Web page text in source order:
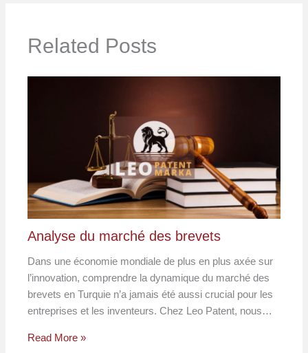
Related Posts
Analyse du marché des brevets
Dans une économie mondiale de plus en plus axée sur
l’innovation, comprendre la dynamique du marché des
brevets en Turquie n’a jamais été aussi crucial pour les
entreprises et les inventeurs. Chez Leo Patent, nous…
Read More »